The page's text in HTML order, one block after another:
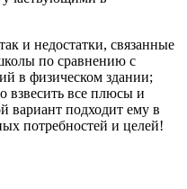
и недостатки, связанные
по сравнению с
в физическом здании;
взвесить все плюсы и
вариант подходит ему в
потребностей и целей!